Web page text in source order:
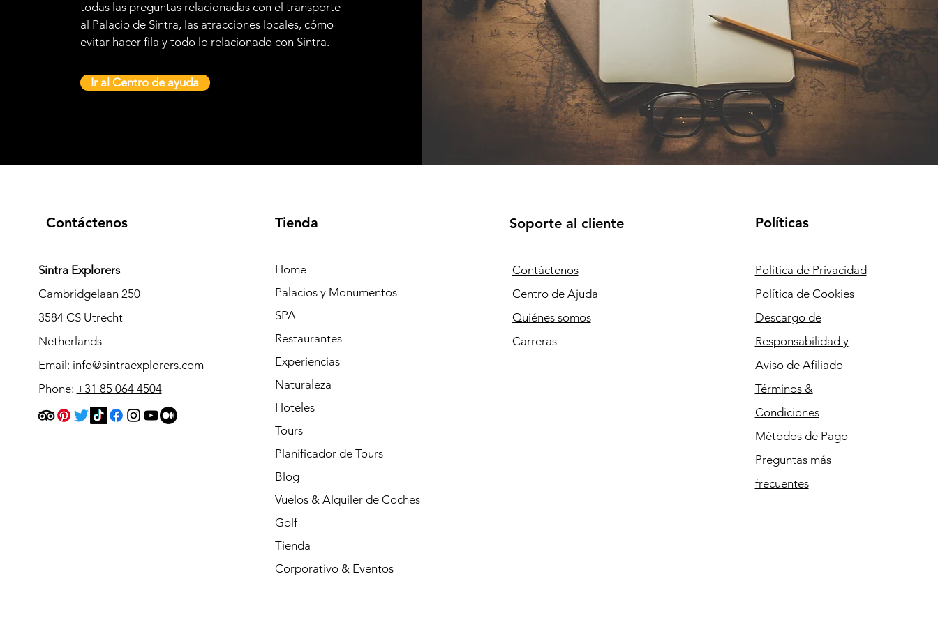
todas las preguntas relacionadas con el transporte
al Palacio de Sintra, las atracciones locales, cómo
evitar hacer fila y todo lo relacionado con Sintra.
Ir al Centro de ayuda
Contáctenos
Sintra Explorers
Cambridgelaan 250
3584 CS Utrecht
Netherlands
Email: info@sintraexplorers.com
Phone: +31 85 064 4504
Tienda
Home
Palacios y Monumentos
SPA
Restaurantes
Experiencias
Naturaleza
Hoteles
Tours
Planificador de Tours
Blog
Vuelos & Alquiler de Coches
Golf
Tienda
Corporativo & Eventos
Soporte al cliente
Contáctenos
Centro de Ajuda
Quiénes somos
Carreras
Políticas
Política de Privacidad
Política de Cookies
Descargo de
Responsabilidad y
Aviso de Afiliado
Términos &
Condiciones
Métodos de Pago
Preguntas más
frecuentes